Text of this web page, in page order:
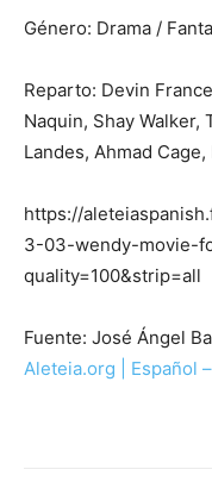
Género: Drama /
Reparto: Devin
Naquin, Shay Walker,
Landes, Ahmad
https://
3-03-wendy-movie-
quality=100&strip=all
Fuente: José Ángel
Aleteia.org | Español